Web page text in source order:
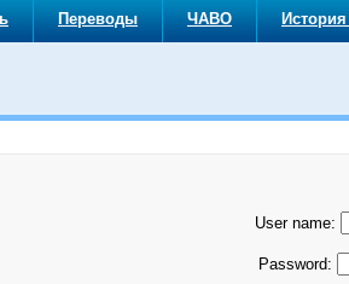
Переводы ЧАВО
User name:
Password: